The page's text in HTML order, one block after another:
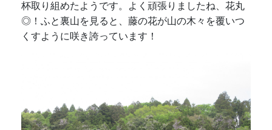
杯取り組めたようです。よく頑張りましたね、花丸
◎！ふと裏山を見ると、藤の花が山の木々を覆いつ
くすように咲き誇っています！